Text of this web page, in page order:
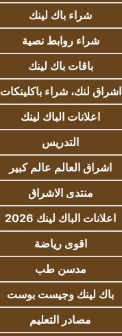
شراء باك لينك
شراء روابط نصية
باقات باك لينك
اشراق لنك، شراء باكلينكات
اعلانات الباك لينك
التدريس
اشراق العالم عالم كبير
منتدى الاشراق
اعلانات الباك لينك 2026
اقوى رياضة
مدسن طب
باك لينك وجيست بوست
مصادر التعليم